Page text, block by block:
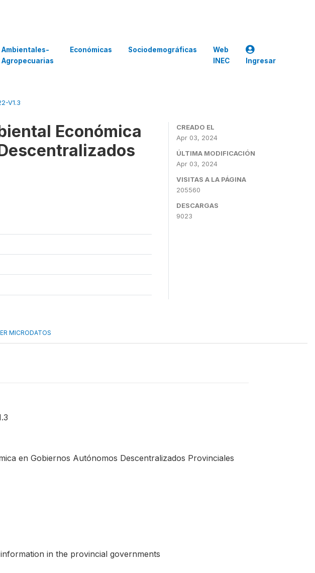
Ambientales-
Agropecuarias
Económicas Sociodemográficas
Web
INEC
Ingresar
V1.3
Económica
CREADO EL
Apr 03, 2024
ÚLTIMA MODIFICACIÓN
Apr 03, 2024
VISITAS A LA PÁGINA
205560
DESCARGAS
9023
MICRODATOS
en Gobiernos Autónomos Descentralizados Provinciales
in the provincial governments